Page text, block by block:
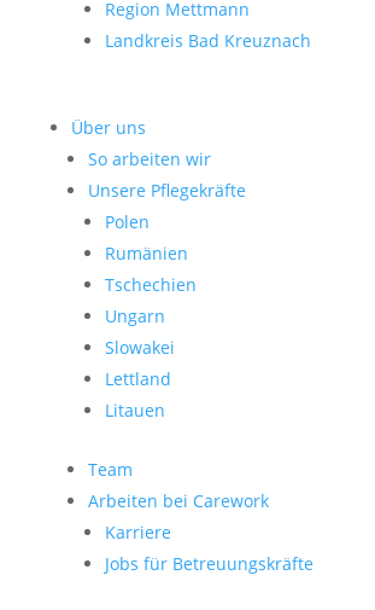
Region Mettmann
Landkreis Bad Kreuznach
Über uns
So arbeiten wir
Unsere Pflegekräfte
Polen
Rumänien
Tschechien
Ungarn
Slowakei
Lettland
Litauen
Team
Arbeiten bei Carework
Karriere
Jobs für Betreuungskräfte